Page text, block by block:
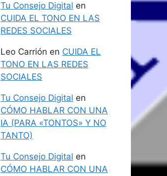
Tu Consejo Digital en
CUIDA EL TONO EN LAS
REDES SOCIALES
Leo Carrión en CUIDA EL
TONO EN LAS REDES
SOCIALES
Tu Consejo Digital en
CÓMO HABLAR CON UNA
IA (PARA «TONTOS» Y NO
TANTO)
Tu Consejo Digital en
CÓMO HABLAR CON UNA